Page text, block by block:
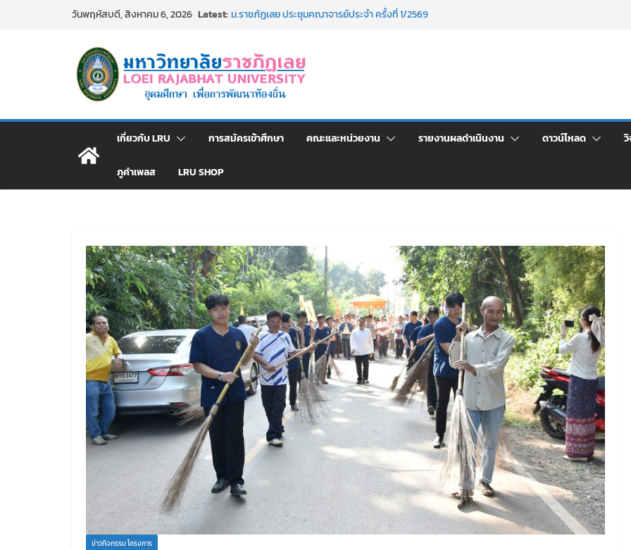
วันพฤหัสบดี, สิงหาคม 6, 2026 Latest:สังกัดมหาวิทยาลัยราชภัฏเลย ครั้งที่ 2/2569
โดยวิธีเฉพาะเจาะจง
ม.ราชภัฏเลย จัดกิจกรรมจิตอาสาบำเพ็ญสาธารณประโยชน์ และบำเพ็ญ
สาธารณกุศล 69
รายชื่อผู้ผ่านการสอบแข่งขันเพื่อเป็นลูกจ้างชั่วคราว (รายวัน) สังกัด
เกี่ยวกับ LRU
การสมัครเข้าศึกษา คณะและหน่วยงาน รายงานผลดำเนินงาน ดาวน์โหลด
ภูคำเพลส LRU SHOP
ข่าวกิจกรรม โครงการ